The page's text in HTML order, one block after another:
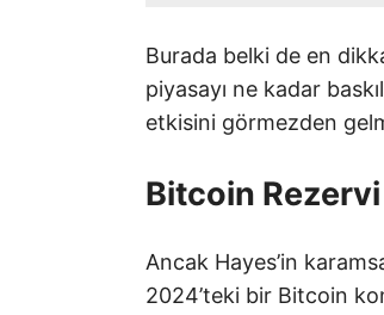
Burada belki de en
piyasayı ne kadar
etkisini görmezden
Bitcoin
Ancak Hayes’in
2024’teki bir Bitcoin